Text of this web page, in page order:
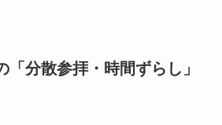
「分散参拝・時間ずらし」